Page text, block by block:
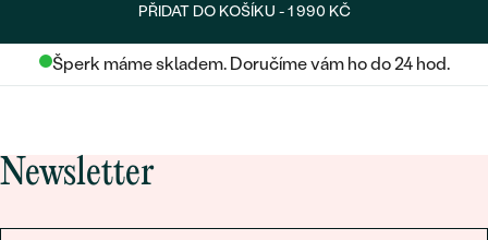
PŘIDAT DO KOŠÍKU -1 990 KČ
Šperk máme skladem. Doručíme vám ho do 24 hod.
Newsletter